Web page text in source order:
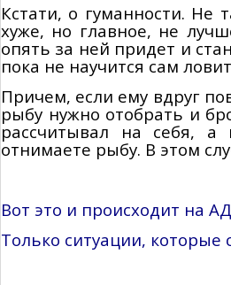
Кстати, о гуманности. Не
хуже, но главное, не
опять за ней придет и
пока не научится сам
Причем, если ему вдруг
рыбу нужно отобрать и
рассчитывал на себя,
отнимаете рыбу. В этом
Вот это и происходит на
Только ситуации,